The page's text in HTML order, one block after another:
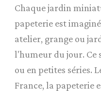
Chaque jardin
papeterie est
atelier, grange ou
l'humeur du jour. Ce
ou en petites séries.
France, la papeterie